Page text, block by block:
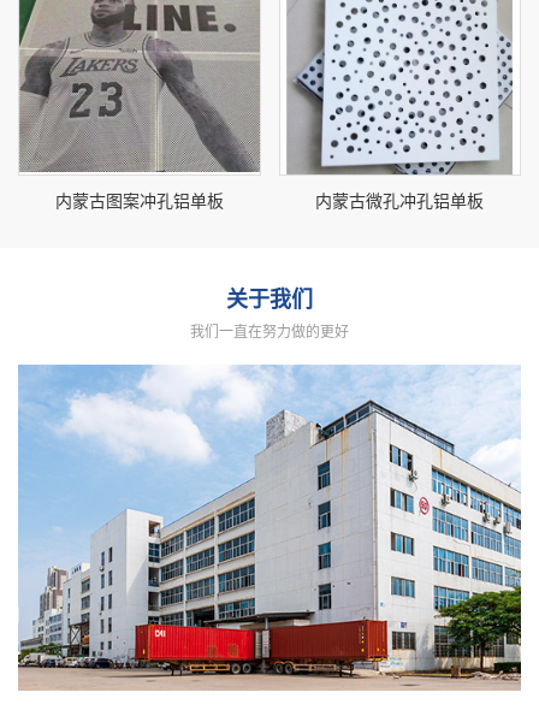
内蒙古图案冲孔铝单板 内蒙古微孔冲孔铝单板
关于我们
我们一直在努力做的更好